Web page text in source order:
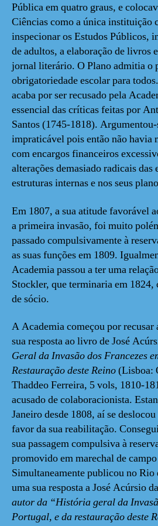
Pública em quatro graus, e
Ciências como a única instituição
inspecionar os Estudos Públicos,
de adultos, a elaboração de livros
jornal literário. O Plano admitia o
obrigatoriedade escolar para
acaba por ser recusado pela
essencial das críticas feitas por
Santos (1745-1818).
impraticável pois então não havia
com encargos financeiros
alterações demasiado radicais das
estruturas internas e nos seus
Em 1807, a sua atitude favorável
a primeira invasão, foi muito
passado compulsivamente à
as suas funções em 1809.
Academia passou a ter uma
Stockler, que terminaria em 1824,
de sócio.
A Academia começou por recusar
sua resposta ao livro de José
Geral da Invasão dos Francezes
Restauração deste Reino(Lisboa:
Thaddeo Ferreira, 5 vols, 1810-
acusado de colaboracionista.
Janeiro desde 1808, aí se
favor da sua reabilitação.
sua passagem compulsiva à
promovido em marechal de
Simultaneamente publicou no Rio
uma sua resposta a José Acúrsio
autor da “História geral da
Portugal, e da restauração deste